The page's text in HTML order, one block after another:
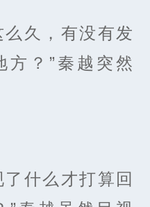
么久，有没有发
方？”秦越突然
什么才打算回